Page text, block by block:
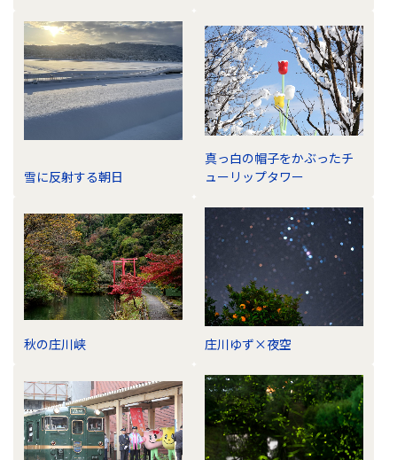
雪に反射する朝日
真っ白の帽子をかぶったチ
ューリップタワー
秋の庄川峡 庄川ゆず×夜空